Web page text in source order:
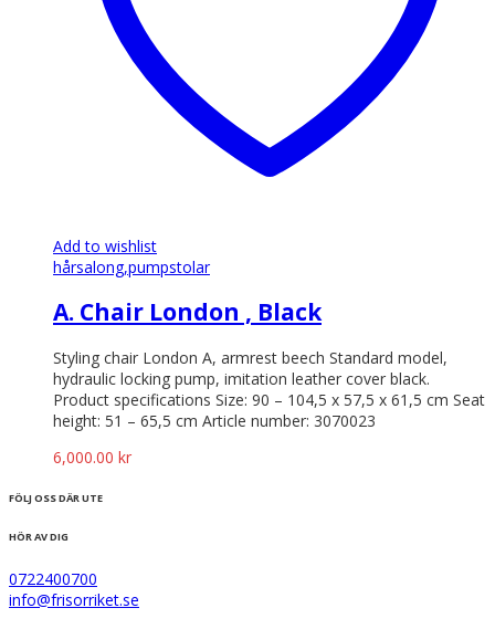
Add to wishlist
hårsalong,pumpstolar
A. Chair London , Black
Styling chair London A, armrest beech Standard model,
hydraulic locking pump, imitation leather cover black.
Product specifications Size: 90 – 104,5 x 57,5 x 61,5 cm Seat
height: 51 – 65,5 cm Article number: 3070023
6,000.00 kr
FÖLJ OSS DÄR UTE
HÖR AV DIG
0722400700
info@frisorriket.se